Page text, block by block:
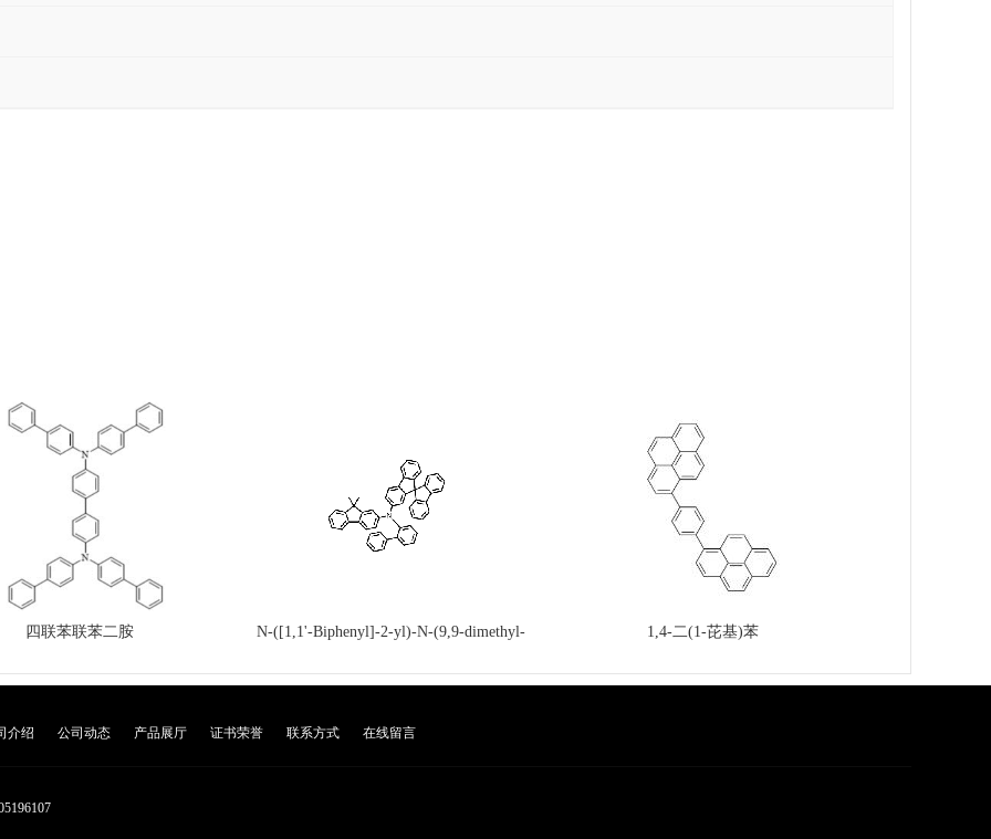
四联苯联苯二胺
N-([1,1'-Biphenyl]-2-yl)-N-(9,9-dimethyl-
1,4-二(1-芘基)苯
介绍 公司动态 产品展厅 证书荣誉 联系方式 在线留言